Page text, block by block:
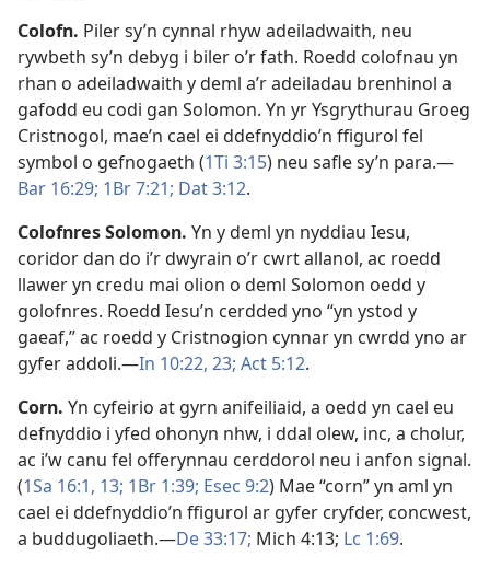
Colofn. Piler sy’n cynnal rhyw adeiladwaith, neu
rywbeth sy’n debyg i biler o’r fath. Roedd colofnau yn
rhan o adeiladwaith y deml a’r adeiladau brenhinol a
gafodd eu codi gan Solomon. Yn yr Ysgrythurau Groeg
Cristnogol, mae’n cael ei ddefnyddio’n ffigurol fel
symbol o gefnogaeth (1Ti 3:15) neu safle sy’n para.—
Bar 16:29; 1Br 7:21; Dat 3:12.
Colofnres Solomon. Yn y deml yn nyddiau Iesu,
coridor dan do i’r dwyrain o’r cwrt allanol, ac roedd
llawer yn credu mai olion o deml Solomon oedd y
golofnres. Roedd Iesu’n cerdded yno “yn ystod y
gaeaf,” ac roedd y Cristnogion cynnar yn cwrdd yno ar
gyfer addoli.—In 10:22, 23; Act 5:12.
Corn. Yn cyfeirio at gyrn anifeiliaid, a oedd yn cael eu
defnyddio i yfed ohonyn nhw, i ddal olew, inc, a cholur,
ac i’w canu fel offerynnau cerddorol neu i anfon signal.
(1Sa 16:1, 13; 1Br 1:39; Esec 9:2) Mae “corn” yn aml yn
cael ei ddefnyddio’n ffigurol ar gyfer cryfder, concwest,
a buddugoliaeth.—De 33:17; Mich 4:13; Lc 1:69.